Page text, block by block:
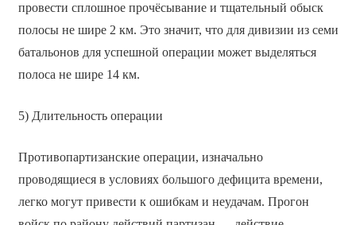
провести сплошное прочёсывание и тщательный обыск
полосы не шире 2 км. Это значит, что для дивизии из семи
батальонов для успешной операции может выделяться
полоса не шире 14 км.
5) Длительность операции
Противопартизанские операции, изначально
проводящиеся в условиях большого дефицита времени,
легко могут привести к ошибкам и неудачам. Прогон